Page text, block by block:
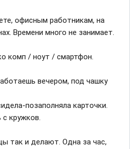
офисным работникам, на
Времени много не занимает.
комп / ноут / смартфон.
вечером, под чашку
позаполняла карточки.
кружков.
так и делают. Одна за час,